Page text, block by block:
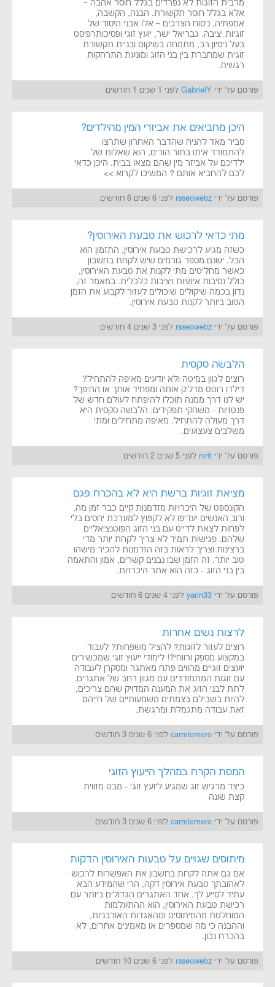
מרבית הזוגות לא נפרדים בגלל חוסר אהבה –
אלא בגלל חוסר תקשורת. הבנה, הקשבה,
אמפתיה, ניסוח הצרכים – אלו אבני היסוד של
זוגיות יציבה. גבריאל ישר, יועץ זוגי ופסיכותרפיסט
בעל ניסיון רב, מתמחה בשיקום ובניית תקשורת
זוגית שמחברת בין בני הזוג ומונעת התרחקות
רגשית.
פורסם על ידי GabrielY לפני 1 שנים 1 חודשים
היכן מחביאים את אביזרי המין מהילדים?
סביר מאד להניח שהדבר האחרון שתרצו
להתמודד איתו בתור הורים, הוא שאלות של
ילדיכם על אביזר מין שהם מצאו בבית. היכן כדאי
לכם להחביא אותם ? המשיכו לקרוא >>
פורסם על ידי rsseowebz לפני 6 שנים 6 חודשים
מתי כדאי לרכוש את טבעת האירוסין?
כשזה מגיע לרכישת טבעת אירוסין, התזמון הוא
הכל. ישנם מספר גורמים שיש לקחת בחשבון
כאשר מחליטים מתי לקנות את טבעת האירוסין,
כולל נסיבות אישיות ויציבות כלכלית. במאמר זה,
נדון בכמה שיקולים שיכולים לעזור לקבוע את הזמן
הטוב ביותר לקנות טבעת אירוסין.
פורסם על ידי rsseowebz לפני 3 שנים 4 חודשים
הלבשה סקסית
רוצים לגוון במיטה ולא יודעים מאיפה להתחיל?
דילדו רוטט מדליק אותה ומפחיד אותך או ההיפך?
יש לנו דרך ממנה תוכלו להיפתח לעולם חדש של
פנטזיות - משחקי תפקידים. הלבשה סקסית היא
דרך מעולה להתחיל. מאיפה מתחילים ומתי
משלבים צעצועים.
פורסם על ידי nirit לפני 5 שנים 2 חודשים
מציאת זוגיות ברשת היא לא בהכרח פגם
הקונספט של היכרויות מזדמנות קיים כבר זמן מה,
ורוב האנשים יעדיפו לא לקפוץ למערכת יחסים בלי
לפחות לצאת לדייט עם בני הזוג הפוטנציאליים
שלהם. פגישות תמיד לא צריך לקחת יותר מדי
ברצינות וצריך לראות בזה הזדמנות להכיר מישהו
טוב יותר. זה הזמן שבו נבנים קשרים, אמון והתאמה
בין בני הזוג - כזה הוא אתר היכרויות.
פורסם על ידי yarin33 לפני 4 שנים 6 חודשים
לרצות נשים אחרות
רוצים לעזור לזוגות? להציל משפחות? לעבוד
במקצוע מספק ורווחי?! לימודי ייעוץ זוגי שמכשירים
יועצים זוגיים מהווים פתח מאתגר ומסקרן לעבודה
עם זוגות המתמודדים עם מגוון רחב של אתגרים.
לתת לבני הזוג את המענה המדויק שהם צריכים,
להיות בשבילם בצמתים משמעותיים של חייהם
זאת עבודה מתגמלת ומרגשת.
פורסם על ידי carmiomero לפני 6 שנים 3 חודשים
המסת הקרח במהלך הייעוץ הזוגי
כיצד מרגיש זוג שמגיע ליועץ זוגי - מבט מזווית
קצת שונה
פורסם על ידי carmiomero לפני 6 שנים 3 חודשים
מיתוסים שגויים על טבעות האירוסין הדקות
אם גם אתה לקחת בחשבון את האפשרות לרכוש
לאהובתך טבעת אירוסין דקה, הרי שהמידע הבא
עתיד לסייע לך. אחד האתגרים הגדולים ביותר עם
רכישת טבעת האירוסין, הוא ההתעלמות
המוחלטת מהמיתוסים ומהאגדות האורבניות,
וההבנה כי מה שמספרים או מאמינים אחרים, לא
בהכרח נכון.
פורסם על ידי rsseowebz לפני 6 שנים 10 חודשים